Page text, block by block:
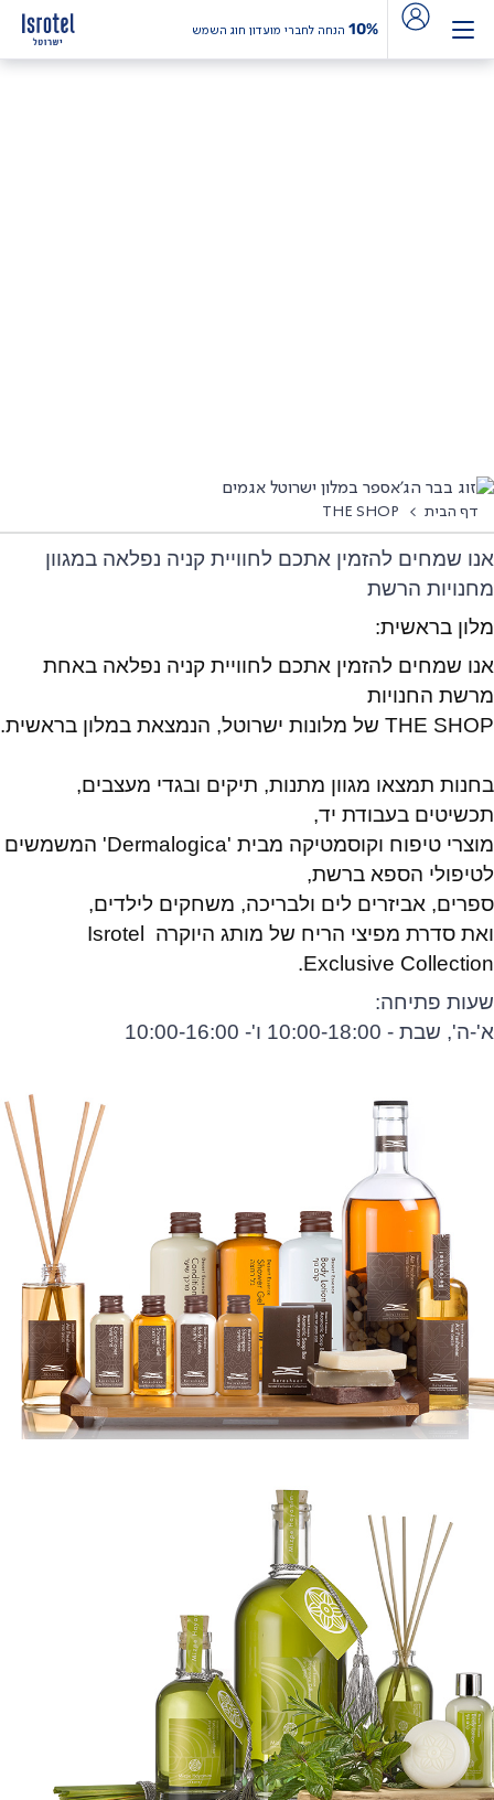
10% הנחה לחברי מועדון חוג השמש
דף הבית THE SHOP
אנו שמחים להזמין אתכם לחוויית קניה נפלאה במגוון
מחנויות הרשת
מלון בראשית:
אנו שמחים להזמין אתכם לחוויית קניה נפלאה באחת
מרשת החנויות
THE SHOP של מלונות ישרוטל, הנמצאת במלון בראשית.
בחנות תמצאו מגוון מתנות, תיקים ובגדי מעצבים,
תכשיטים בעבודת יד,
מוצרי טיפוח וקוסמטיקה מבית 'Dermalogica' המשמשים
לטיפולי הספא ברשת,
ספרים, אביזרים לים ולבריכה, משחקים לילדים,
ואת סדרת מפיצי הריח של מותג היוקרה
Isrotel
Exclusive Collection
.
שעות פתיחה:
א'-ה', שבת - 10:00-18:00 ו'- 10:00-16:00